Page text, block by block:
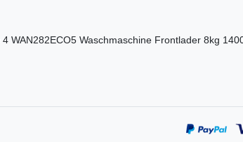
WAN282ECO5 Waschmaschine Frontlader 8kg